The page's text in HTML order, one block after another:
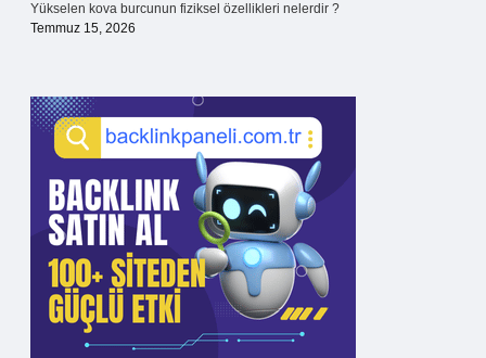
Yükselen kova burcunun fiziksel özellikleri nelerdir ?
Temmuz 15, 2026